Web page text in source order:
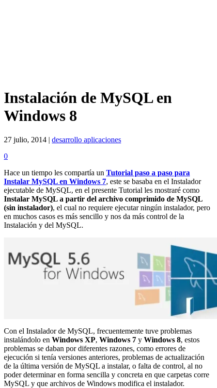
Instalación de MySQL en
Windows 8
27 julio, 2014 | desarrollo aplicaciones
0
Hace un tiempo les compartía un Tutorial paso a paso para
Instalar MySQL en Windows 7, este se basaba en el Instalador
ejecutable de MySQL, en el presente Tutorial les mostraré como
Instalar MySQL a partir del archivo comprimido de MySQL
(sin instalador), el cual no requiere ejecutar ningún instalador, pero
en muchos casos es más sencillo y nos da más control de la
Instalación y del MySQL.
Con el Instalador de MySQL, frecuentemente tuve problemas
instalándolo en Windows XP, Windows 7 y Windows 8, estos
problemas se daban por diferentes razones, como errores de
ejecución si tenía versiones anteriores, problemas de actualización
de la última versión de MySQL a instalar, o falta de control, al no
poder determinar en forma sencilla y concreta en que carpetas corre
MySQL y que archivos de Windows modifica el instalador.